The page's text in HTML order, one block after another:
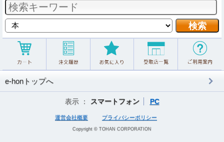
e-honトップへ
表示 ： スマートフォン PC
運営会社概要 プライバシーポリシー
Copyright © TOHAN CORPORATION